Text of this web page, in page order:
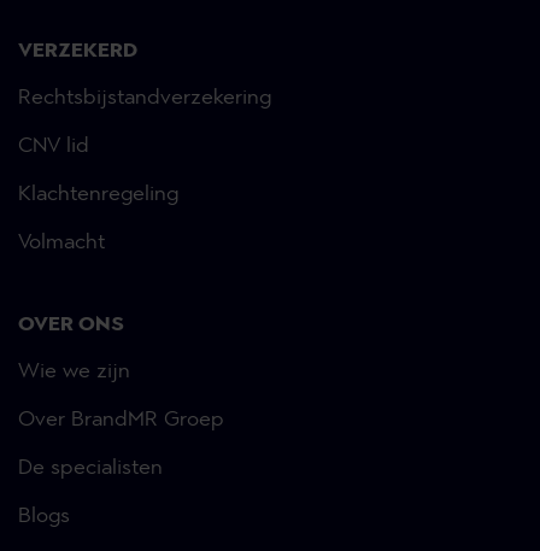
VERZEKERD
Rechtsbijstandverzekering
CNV lid
Klachtenregeling
Volmacht
OVER ONS
Wie we zijn
Over BrandMR Groep
De specialisten
Blogs